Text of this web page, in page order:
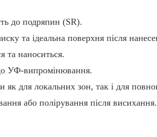
до подряпин (SR).
та ідеальна поверхня після
та наноситься.
УФ-випромінювання.
як для локальних зон, так і для
або полірування після висихання.